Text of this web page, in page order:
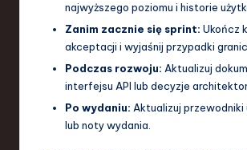
najwyższego poziomu i historie
Zanim zacznie się sprint: Ukończ
akceptacji i wyjaśnij przypadki
Podczas rozwoju: Aktualizuj
interfejsu API lub decyzje
Po wydaniu: Aktualizuj przewodniki
lub noty wydania.